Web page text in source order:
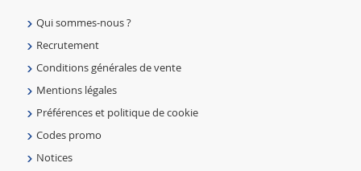
Qui sommes-nous ?
Recrutement
Conditions générales de vente
Mentions légales
Préférences et politique de cookie
Codes promo
Notices